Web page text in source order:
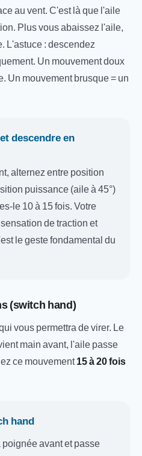
au vent. C'est là que l'aile
Plus vous abaissez l'aile,
L'astuce : descendez
Un mouvement doux
Un mouvement brusque = un
descendre en
alternez entre position
puissance (aile à 45°)
le 10 à 15 fois. Votre
de traction et
le geste fondamental du
(switch hand)
vous permettra de virer. Le
main avant, l'aile passe
ce mouvement15 à 20 fois
hand
avant et passe